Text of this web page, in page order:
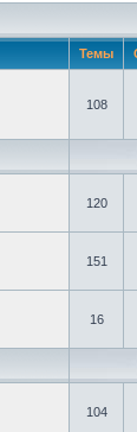
Темы
108
120
151
16
104